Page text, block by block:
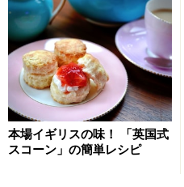
本場イギリスの味！ 「英国式
スコーン」の簡単レシピ